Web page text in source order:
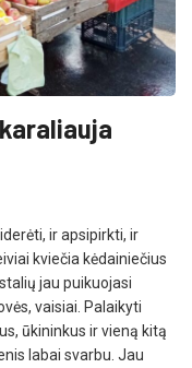
ir apsipirkti, ir
kviečia kėdainiečius
jau puikuojasi
vaisiai. Palaikyti
ūkininkus ir vieną kitą
labai svarbu. Jau